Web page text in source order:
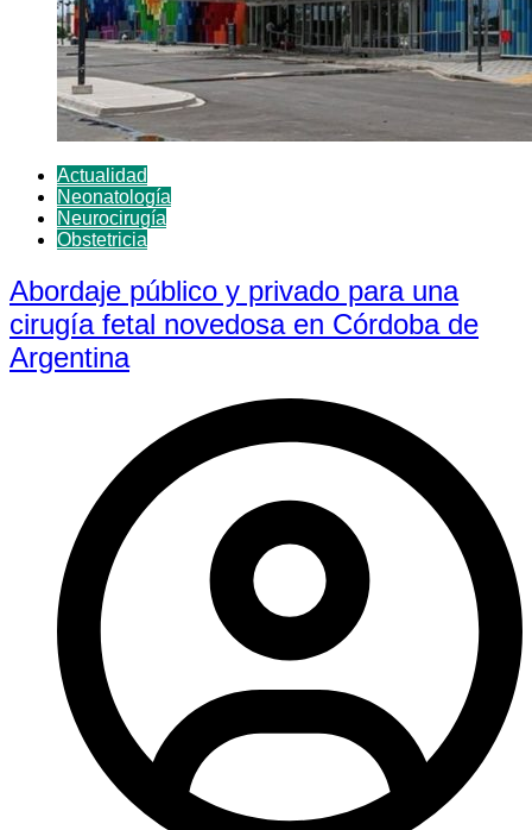
Actualidad
Neonatología
Neurocirugía
Obstetricia
Abordaje público y privado para una
cirugía fetal novedosa en Córdoba de
Argentina